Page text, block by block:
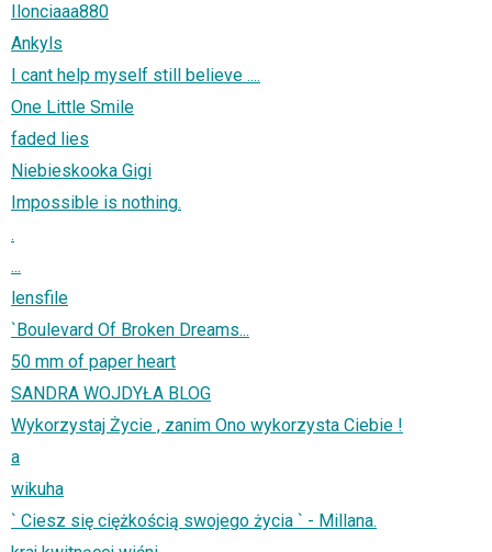
Ilonciaaa880
Ankyls
I cant help myself still believe ....
One Little Smile
faded lies
Niebieskooka Gigi
Impossible is nothing.
.
...
lensfile
`Boulevard Of Broken Dreams...
50 mm of paper heart
SANDRA WOJDYŁA BLOG
Wykorzystaj Życie , zanim Ono wykorzysta Ciebie !
a
wikuha
` Ciesz się ciężkością swojego życia ` - Millana.